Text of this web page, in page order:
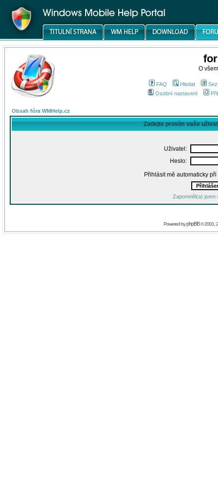
O
FAQ Hledat
Osobní nastavení
Obsah fóra WMHelp.cz
Zadejte prosím vaše
Uživatel:
Heslo:
Přihlásit mě automaticky
Zapomněl(a) jsem
Powered byphpBB© 2001,